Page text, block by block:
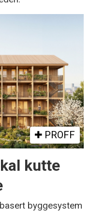
PROFF
kutte
byggesystem